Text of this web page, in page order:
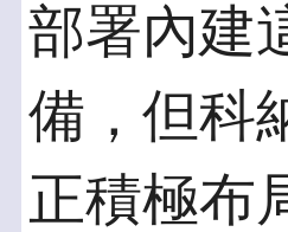
部署內建
備，但科
正積極布